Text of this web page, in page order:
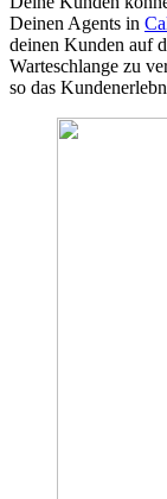
Deinen Agents in
deinen Kunden auf
Warteschlange zu
so das